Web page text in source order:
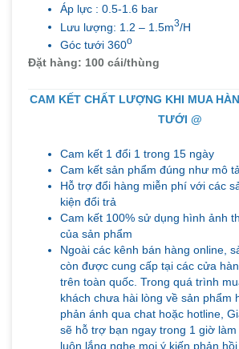
Áp lực : 0.5-1.6 bar
Lưu lượng: 1.2 – 1.5m3/H
Góc tưới 360o
Đặt hàng: 100 cái/thùng
CAM KẾT CHẤT LƯỢNG KHI MUA
TƯỚI @
Cam kết 1 đổi 1 trong 15 ngày
Cam kết sản phẩm đúng như mô tả
Hỗ trợ đổi hàng miễn phí với các
kiện đổi trả
Cam kết 100% sử dụng hình ảnh
của sản phẩm
Ngoài các kênh bán hàng online,
còn được cung cấp tại các cửa
trên toàn quốc. Trong quá trình
khách chưa hài lòng về sản phẩm
phản ánh qua chat hoặc hotline,
sẽ hỗ trợ bạn ngay trong 1 giờ
luôn lắng nghe mọi ý kiến phản